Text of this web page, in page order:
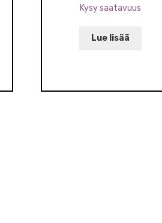
Kysy saatavuus
Lue lisää